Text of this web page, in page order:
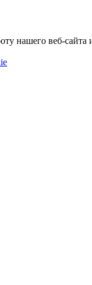
нашего веб-сайта